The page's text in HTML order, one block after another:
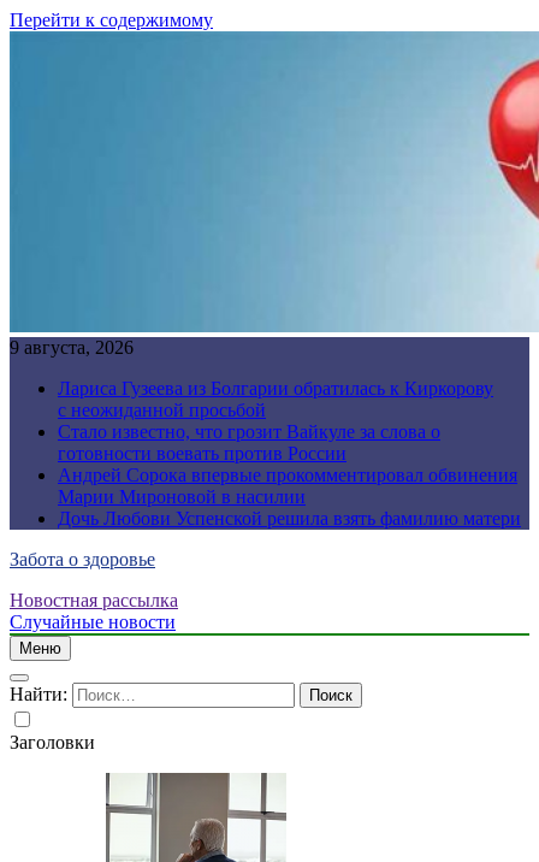
Перейти к содержимому
9 августа, 2026
Лариса Гузеева из Болгарии обратилась к Киркорову
с неожиданной просьбой
Стало известно, что грозит Вайкуле за слова о
готовности воевать против России
Андрей Сорока впервые прокомментировал обвинения
Марии Мироновой в насилии
Дочь Любови Успенской решила взять фамилию матери
Забота о здоровье
Новостная рассылка
Случайные новости
Меню
Найти:
Заголовки